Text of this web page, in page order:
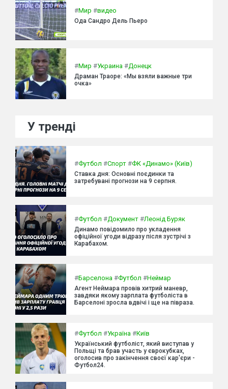
#Мир #видео
Ода Сандро Дель Пьеро
#Мир #Украина #Донецк
Драман Траоре: «Мы взяли важные три
очка»
У тренді
#Футбол #Спорт #ФК «Динамо» (Київ)
Ставка дня: Основні поєдинки та
затребувані прогнози на 9 серпня.
#Футбол #Документ #Леонід Буряк
Динамо повідомило про укладення
офіційної угоди відразу після зустрічі з
Карабахом.
#Барселона #Футбол #Неймар
Агент Неймара провів хитрий маневр,
завдяки якому зарплата футболіста в
Барселоні зросла вдвічі і ще на півраза.
#Футбол #Україна #Київ
Український футболіст, який виступав у
Польщі та брав участь у єврокубках,
оголосив про закінчення своєї кар'єри -
Футбол24.